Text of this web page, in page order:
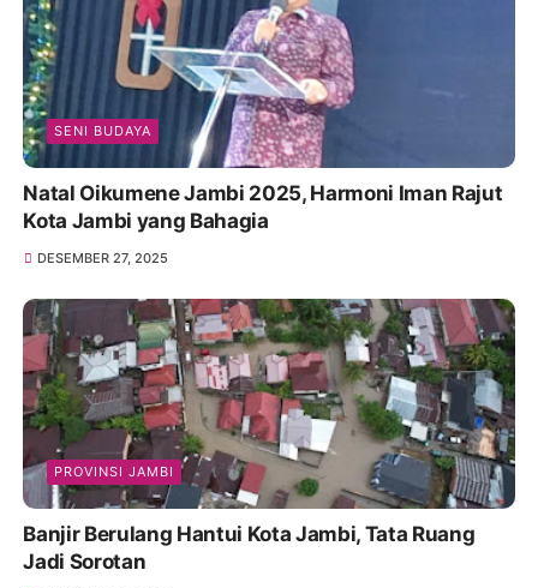
SENI BUDAYA
Natal Oikumene Jambi 2025, Harmoni Iman Rajut
Kota Jambi yang Bahagia
DESEMBER 27, 2025
PROVINSI JAMBI
Banjir Berulang Hantui Kota Jambi, Tata Ruang
Jadi Sorotan